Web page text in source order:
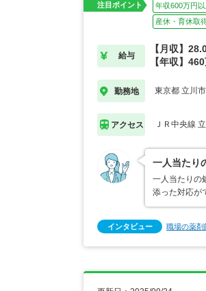
注目ポイント 年収600万円
産休・育休取
給与
【月収】
【年収】
勤務地 東京都 立川市
アクセス ＪＲ中央線
一人当たり
一人当たりの
添った対応が
インタビュー 職場の薬剤